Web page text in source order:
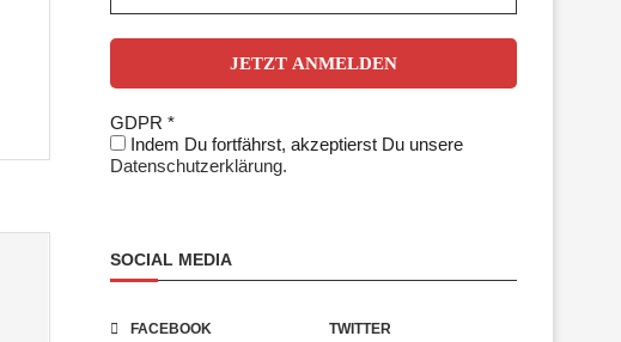
GDPR *
Indem Du fortfährst, akzeptierst Du unsere
Datenschutzerklärung.
SOCIAL MEDIA
FACEBOOK TWITTER